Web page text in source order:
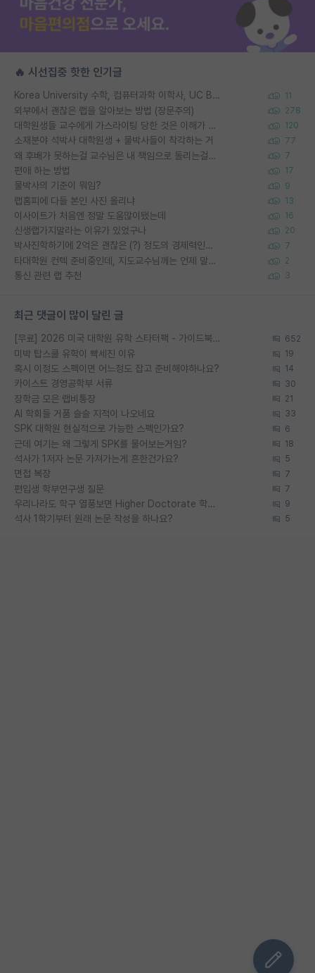
🔥 시선집중 핫한 인기글
Korea University 수학, 컴퓨터과학 이학사, UC Berkeley 산업공학 대학원 공학박사가 되는 것은 쉽지 않겠죠? 11
외부에서 괜찮은 랩을 알아보는 방법 (장문주의) 278
대학원생들 교수에게 가스라이팅 당한 것은 이해가 갑니다. 안타깝네요. 120
소재분야 석박사 대학원생 + 물박사들이 착각하는 거 77
왜 후배가 못하는걸 교수님은 내 책임으로 돌리는걸까요? 7
편애 하는 방법 17
물박사의 기준이 뭐임? 9
랩홈피에 다들 본인 사진 올리냐 13
이사이트가 처음엔 정말 도움많이됐는데 16
신생랩가지말라는 이유가 있었구나 20
박사진학하기에 2억은 괜찮은 (?) 정도의 경제력인가요 7
타대학원 컨텍 준비중인데, 지도교수님께는 언제 말씀드려야 할까요? 2
통신 관련 랩 추천 3
최근 댓글이 많이 달린 글
[무료] 2026 미국 대학원 유학 스타터팩 - 가이드북 & 합격자 컨택메일 템플릿 652
미박 탑스쿨 유학이 빡세진 이유 19
혹시 이정도 스펙이면 어느정도 잡고 준비해야하나요? 14
카이스트 경영공학부 서류 30
장학금 모은 랩비통장 21
AI 학회들 거품 슬슬 지적이 나오네요 33
SPK 대학원 현실적으로 가능한 스펙인가요? 6
근데 여기는 왜 그렇게 SPK를 물어보는거임? 18
석사가 1저자 논문 가져가는게 흔한건가요? 5
면접 복장 7
편입생 학부연구생 질문 7
우리나라도 학구 열풍보면 Higher Doctorate 학위가 필요하다고 봅니다. 9
석사 1학기부터 원래 논문 작성을 하나요? 5